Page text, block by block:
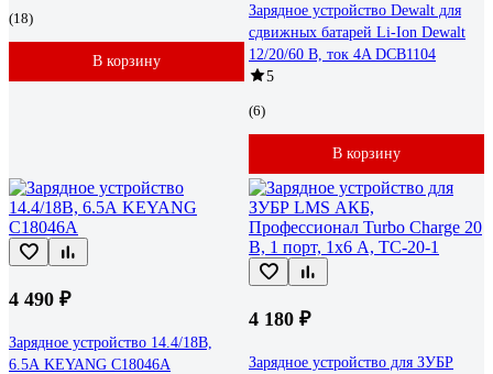
(18)
В корзину
Зарядное устройство Dewalt для
сдвижных батарей Li-Ion Dewalt
12/20/60 В, ток 4A DCB1104
5
(6)
В корзину
4 490 ₽
Зарядное устройство 14.4/18В,
6.5А KEYANG C18046A
4 180 ₽
Зарядное устройство для ЗУБР